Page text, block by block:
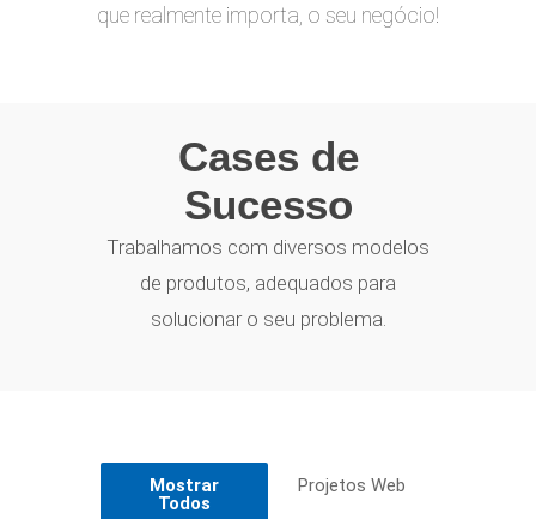
que realmente importa, o seu negócio!
Cases de
Sucesso
Trabalhamos com diversos modelos
de produtos, adequados para
solucionar o seu problema.
Mostrar
Todos
Projetos Web